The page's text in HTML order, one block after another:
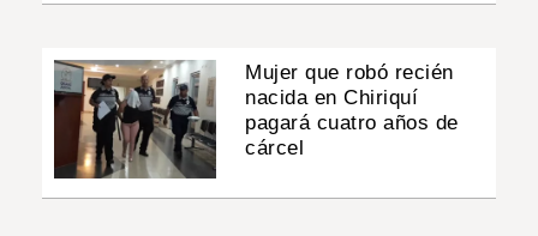
Mujer que robó recién
nacida en Chiriquí
pagará cuatro años de
cárcel